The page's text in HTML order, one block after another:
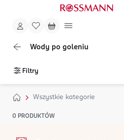
Wody po goleniu
Filtry
Wszystkie kategorie
0 PRODUKTÓW